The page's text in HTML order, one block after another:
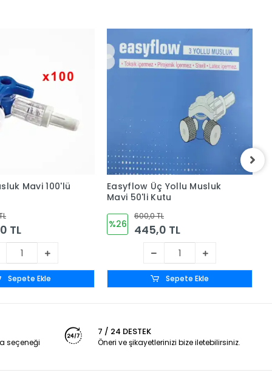
Mavi 100'lü
TL
Sepete Ekle
Easyflow Üç Yollu Musluk
Mavi 50'li Kutu
%26
600,0 TL
445,0 TL
Sepete Ekle
seçeneği
7 / 24 DESTEK
Öneri ve şikayetlerinizi bize iletebilirsiniz.